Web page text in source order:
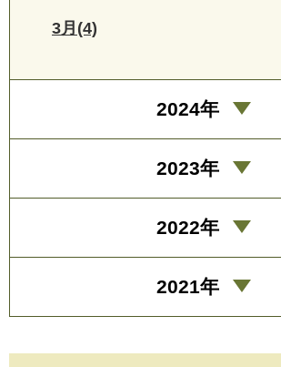
3月(4)
2024年
2023年
2022年
2021年